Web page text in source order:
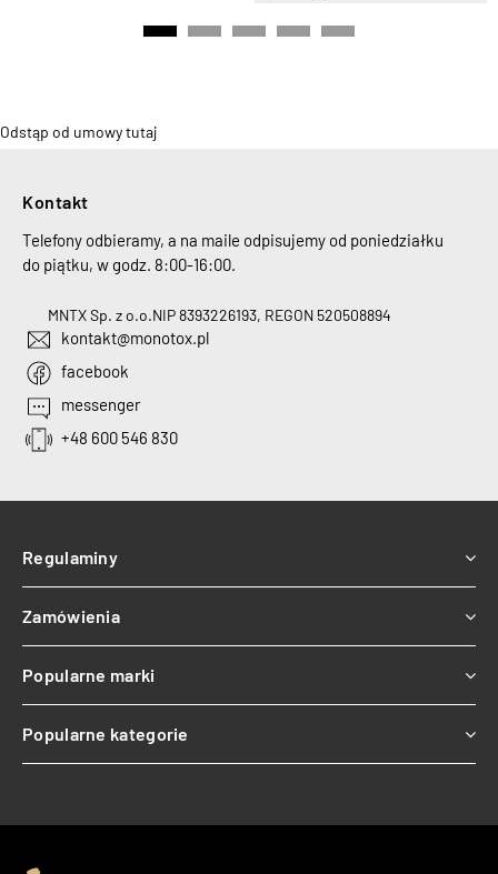
Odstąp od umowy tutaj
Kontakt
Telefony odbieramy, a na maile odpisujemy od poniedziałku
do piątku, w godz. 8:00-16:00.
MNTX Sp. z o.o.NIP 8393226193, REGON 520508894
kontakt@monotox.pl
facebook
messenger
+48 600 546 830
Regulaminy
Zamówienia
Popularne marki
Popularne kategorie